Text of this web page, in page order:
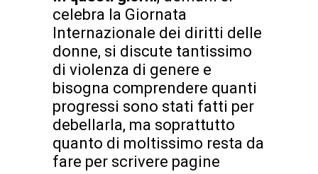
celebra la Giornata
Internazionale dei diritti delle
donne, si discute tantissimo
di violenza di genere e
bisogna comprendere quanti
progressi sono stati fatti per
debellarla, ma soprattutto
quanto di moltissimo resta da
fare per scrivere pagine